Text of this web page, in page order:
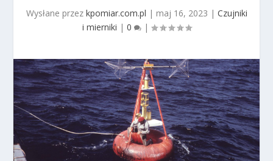
Wysłane przez kpomiar.com.pl | maj 16, 2023 | Czujniki
i mierniki | 0 |